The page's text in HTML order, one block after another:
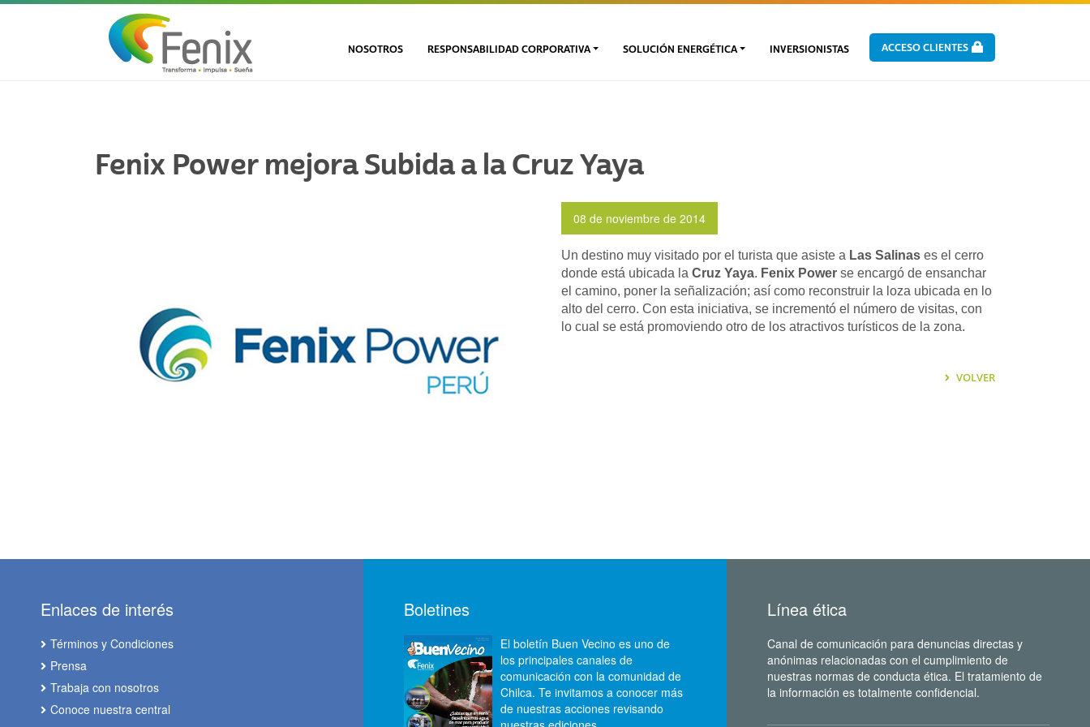
NOSOTROS RESPONSABILIDAD CORPORATIVA SOLUCIÓN ENERGÉTICA INVERSIONISTAS ACCESO CLIENTES
Fenix Power mejora Subida a la Cruz Yaya
08 de noviembre de 2014
Un destino muy visitado por el turista que asiste a Las Salinas es el cerro
donde está ubicada la Cruz Yaya. Fenix Power se encargó de ensanchar
el camino, poner la señalización; así como reconstruir la loza ubicada en lo
alto del cerro. Con esta iniciativa, se incrementó el número de visitas, con
lo cual se está promoviendo otro de los atractivos turísticos de la zona.
VOLVER
Enlaces de interés
Términos y Condiciones
Prensa
Trabaja con nosotros
Conoce nuestra central
Boletines
El boletín Buen Vecino es uno de
los principales canales de
comunicación con la comunidad de
Chilca. Te invitamos a conocer más
de nuestras acciones revisando
Línea ética
Canal de comunicación para denuncias directas y
anónimas relacionadas con el cumplimiento de
nuestras normas de conducta ética. El tratamiento de
la información es totalmente confidencial.